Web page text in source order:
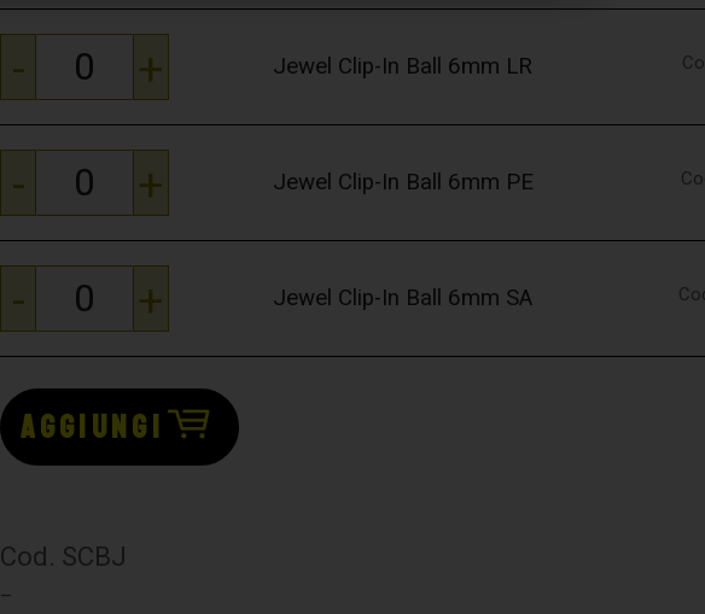
- + Jewel Clip-In Ball 6mm LR
- + Jewel Clip-In Ball 6mm PE
- + Jewel Clip-In Ball 6mm SA
AGGIUNGI
Cod. SCBJ
–